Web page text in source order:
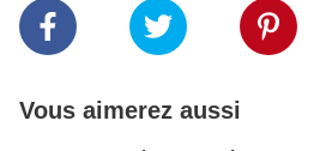
Vous aimerez aussi